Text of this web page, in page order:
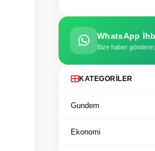
WhatsApp
Bize haber gönderin,
KATEGORILER
Gundem
Ekonomi